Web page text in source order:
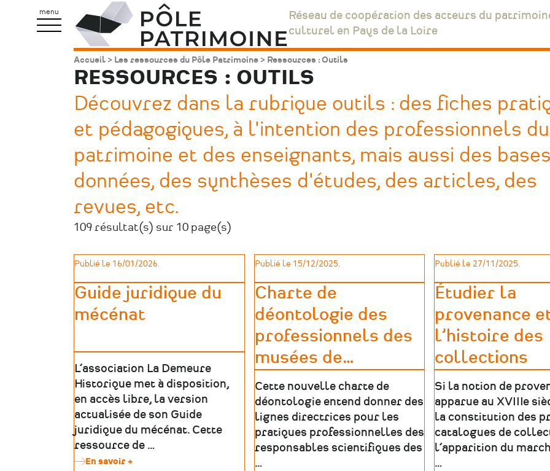
menu
Pôle
Patrimoine
Réseau de coopération des acteurs du
culturel en Pays de la Loire
Fil
d'Ariane
Accueil Les ressources du Pôle Patrimoine Ressources : Outils
RESSOURCES : OUTILS
Découvrez dans la rubrique outils : des fiches
et pédagogiques, à l'intention des professionnels du
patrimoine et des enseignants, mais aussi des
données, des synthèses d'études, des articles, des
revues, etc.
109 résultat(s) sur 10 page(s)
Publié le 16/01/2026.
Guide juridique du
mécénat
L’association La Demeure
Historique met à disposition,
en accès libre, la version
actualisée de son Guide
juridique du mécénat. Cette
ressource de …
En savoir +
Publié le 15/12/2025.
Charte de
déontologie des
professionnels des
musées de…
Cette nouvelle charte de
déontologie entend donner des
lignes directrices pour les
pratiques professionnelles des
responsables scientifiques des
…
Publié le 27/11/2025.
Étudier la
provenance
l’histoire des
collections
Si la notion de
apparue au XVIIIe
la constitution des
catalogues de
l’apparition du
…